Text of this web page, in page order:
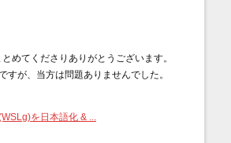
めてくださりありがとうございます。
すが、当方は問題ありませんでした。
を日本語化 & ...